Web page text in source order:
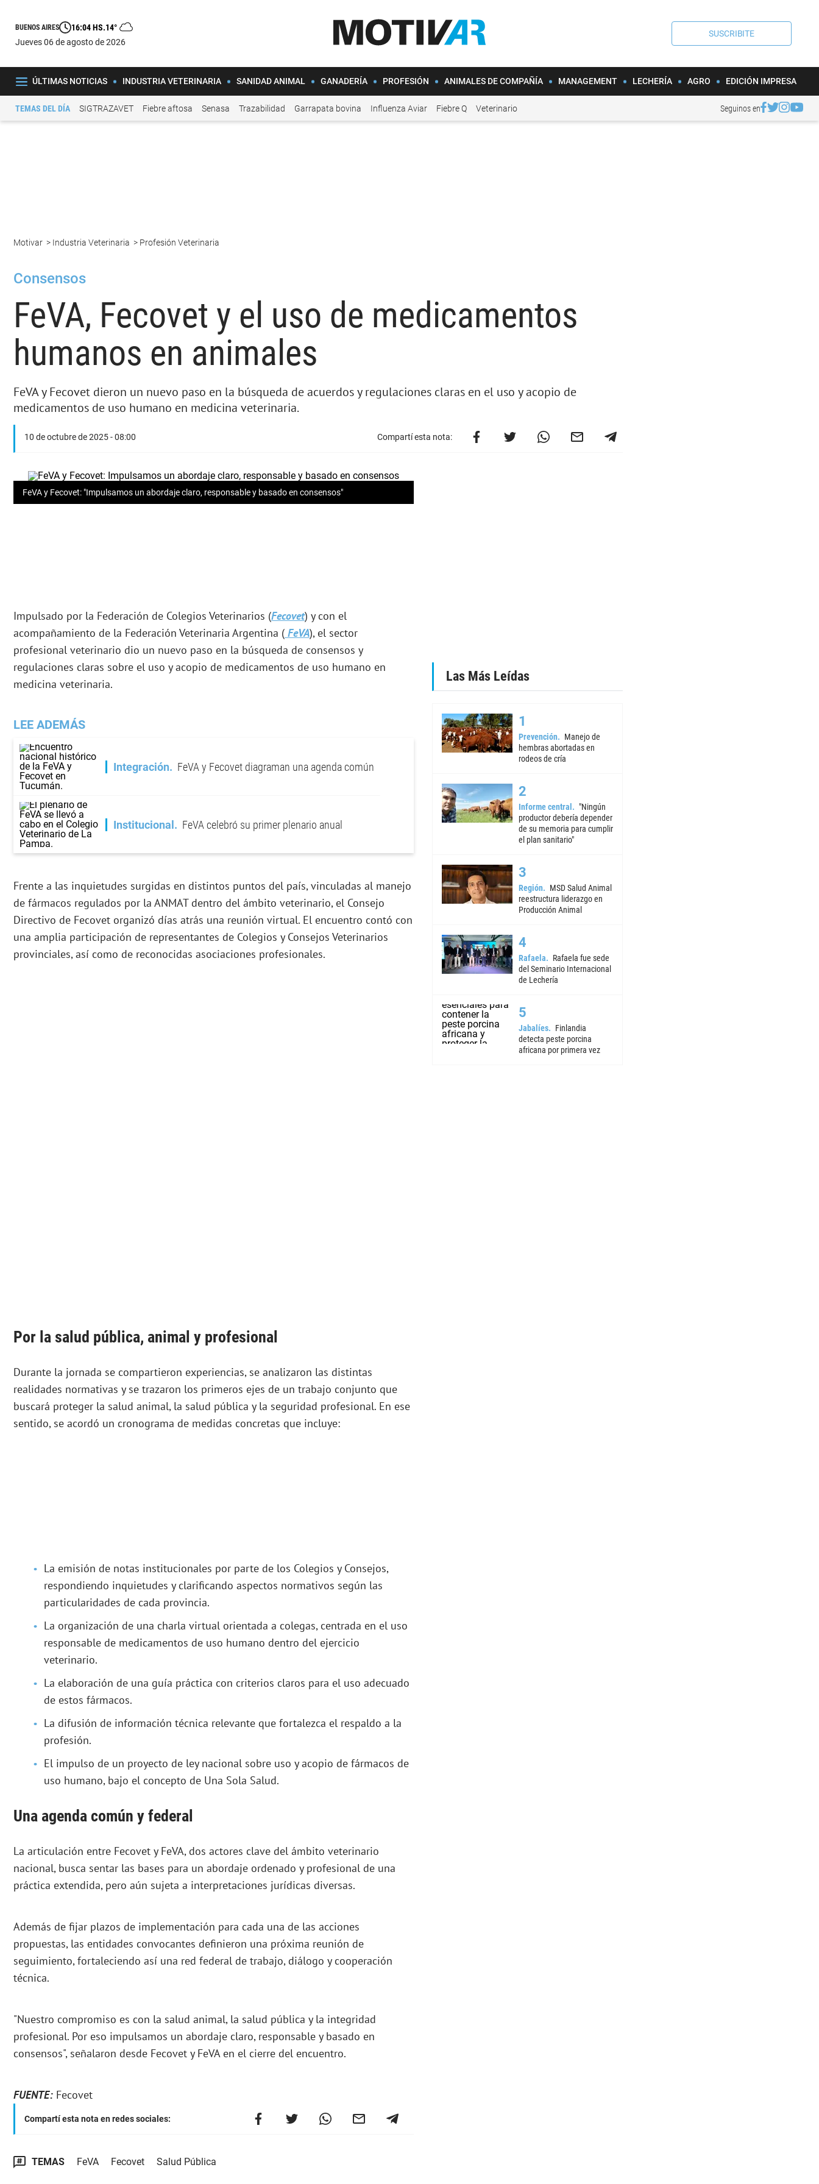
BUENOS AIRES 16:04 HS.14°
jueves 06 de agosto de 2026
SUSCRIBITE
ÚLTIMAS NOTICIAS INDUSTRIA VETERINARIA SANIDAD ANIMAL GANADERÍA PROFESIÓN ANIMALES DE COMPAÑÍA MANAGEMENT LECHERÍA AGRO EDICIÓN IMPRESA
TEMAS DEL DÍA SIGTRAZAVET Fiebre aftosa Senasa Trazabilidad Garrapata bovina Influenza Aviar Fiebre Q Veterinario Seguinos en
Motivar > Industria Veterinaria > Profesión Veterinaria
Consensos
FeVA, Fecovet y el uso de medicamentos
humanos en animales
FeVA y Fecovet dieron un nuevo paso en la búsqueda de acuerdos y regulaciones claras en el uso y acopio de
medicamentos de uso humano en medicina veterinaria.
10 de octubre de 2025 - 08:00 Compartí esta nota:
FeVA y Fecovet: "Impulsamos un abordaje claro, responsable y basado en consensos"
Impulsado por la Federación de Colegios Veterinarios (Fecovet) y con el
acompañamiento de la Federación Veterinaria Argentina ( FeVA), el sector
profesional veterinario dio un nuevo paso en la búsqueda de consensos y
regulaciones claras sobre el uso y acopio de medicamentos de uso humano en
medicina veterinaria.
LEE ADEMÁS
Integración FeVA y Fecovet diagraman una agenda común
Institucional FeVA celebró su primer plenario anual
Frente a las inquietudes surgidas en distintos puntos del país, vinculadas al manejo
de fármacos regulados por la ANMAT dentro del ámbito veterinario, el Consejo
Directivo de Fecovet organizó días atrás una reunión virtual. El encuentro contó con
una amplia participación de representantes de Colegios y Consejos Veterinarios
provinciales, así como de reconocidas asociaciones profesionales.
Por la salud pública, animal y profesional
Durante la jornada se compartieron experiencias, se analizaron las distintas
realidades normativas y se trazaron los primeros ejes de un trabajo conjunto que
buscará proteger la salud animal, la salud pública y la seguridad profesional. En ese
sentido, se acordó un cronograma de medidas concretas que incluye:
La emisión de notas institucionales por parte de los Colegios y Consejos,
respondiendo inquietudes y clarificando aspectos normativos según las
particularidades de cada provincia.
La organización de una charla virtual orientada a colegas, centrada en el uso
responsable de medicamentos de uso humano dentro del ejercicio
veterinario.
La elaboración de una guía práctica con criterios claros para el uso adecuado
de estos fármacos.
La difusión de información técnica relevante que fortalezca el respaldo a la
profesión.
El impulso de un proyecto de ley nacional sobre uso y acopio de fármacos de
uso humano, bajo el concepto de Una Sola Salud.
Una agenda común y federal
La articulación entre Fecovet y FeVA, dos actores clave del ámbito veterinario
nacional, busca sentar las bases para un abordaje ordenado y profesional de una
práctica extendida, pero aún sujeta a interpretaciones jurídicas diversas.
Además de fijar plazos de implementación para cada una de las acciones
propuestas, las entidades convocantes definieron una próxima reunión de
seguimiento, fortaleciendo así una red federal de trabajo, diálogo y cooperación
técnica.
"Nuestro compromiso es con la salud animal, la salud pública y la integridad
profesional. Por eso impulsamos un abordaje claro, responsable y basado en
consensos", señalaron desde Fecovet y FeVA en el cierre del encuentro.
FUENTE: Fecovet
Compartí esta nota en redes sociales:
TEMAS FeVA Fecovet Salud Pública
Las Más Leídas
Prevención
Manejo de
hembras abortadas en
rodeos de cría
Informe central
"Ningún
productor debería depender
de su memoria para cumplir
el plan sanitario"
Región
MSD Salud Animal
reestructura liderazgo en
Producción Animal
Rafaela
Rafaela fue sede
del Seminario Internacional
de Lechería
Jabalíes
Finlandia
detecta peste porcina
africana por primera vez